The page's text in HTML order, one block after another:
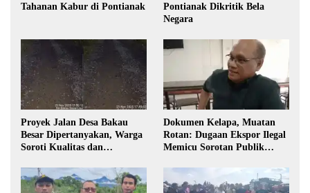
Tahanan Kabur di Pontianak
Pontianak Dikritik Bela
Negara
Proyek Jalan Desa Bakau
Besar Dipertanyakan, Warga
Soroti Kualitas dan
Pembangunan
Dokumen Kelapa, Muatan
Rotan: Dugaan Ekspor Ilegal
Memicu Sorotan Publik